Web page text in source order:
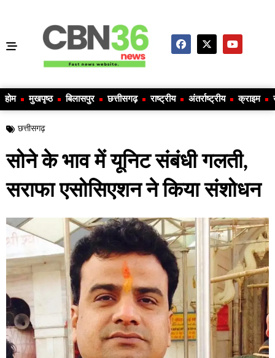
होम मुखपृष्ठ बिलासपुर छत्तीसगढ़ राष्ट्रीय अंतर्राष्ट्रीय क्राइम
छत्तीसगढ़
सोने के भाव में यूनिट संबंधी गलती,
सराफा एसोसिएशन ने किया संशोधन